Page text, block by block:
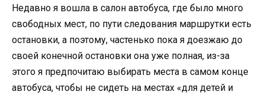
Недавно я вошла в салон автобуса, где было много
свободных мест, по пути следования маршрутки есть
остановки, а поэтому, частенько пока я доезжаю до
своей конечной остановки она уже полная, из-за
этого я предпочитаю выбирать места в самом конце
автобуса, чтобы не сидеть на местах «для детей и